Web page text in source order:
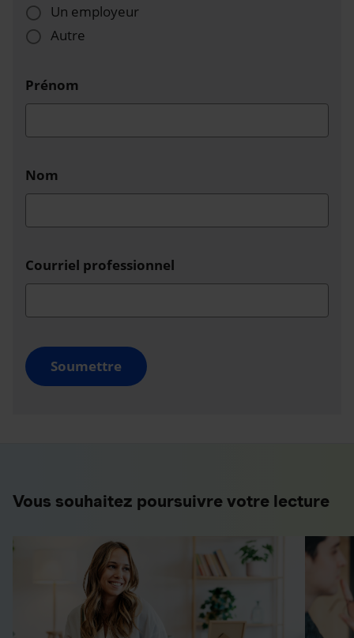
Un employeur
Autre
Prénom
Nom
Courriel professionnel
Soumettre
Vous souhaitez poursuivre votre lecture